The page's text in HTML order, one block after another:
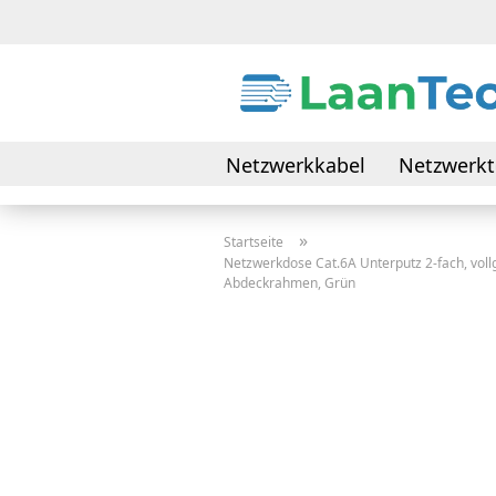
Netzwerkkabel
Daten- & Verbindungskabel
Startseite »
Netzwerkdose Cat.6A Unterputz 2-fach,
Abdeckrahmen, Grün